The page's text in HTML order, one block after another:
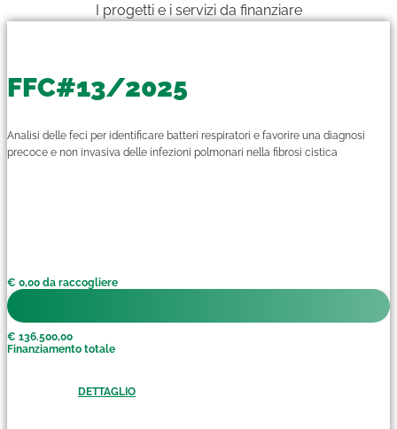
I progetti e i servizi da finanziare
FFC#13/2025
Analisi delle feci per identificare batteri respiratori e favorire una diagnosi
precoce e non invasiva delle infezioni polmonari nella fibrosi cistica
€ 0,00 da raccogliere
€ 136.500,00
Finanziamento totale
DETTAGLIO